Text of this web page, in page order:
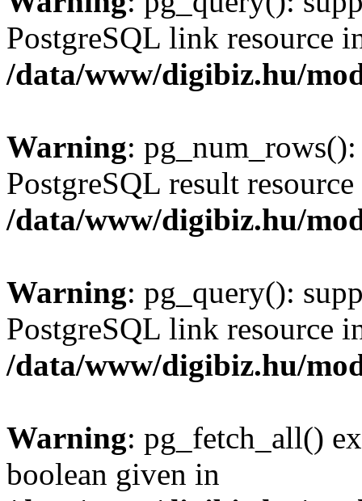
PostgreSQL link resource
/data/www/digibiz.hu/
Warning:
PostgreSQL result
/data/www/digibiz.hu/
Warning: pg_query():
PostgreSQL link resource
/data/www/digibiz.hu/
Warning: pg_fetch_all()
boolean given in